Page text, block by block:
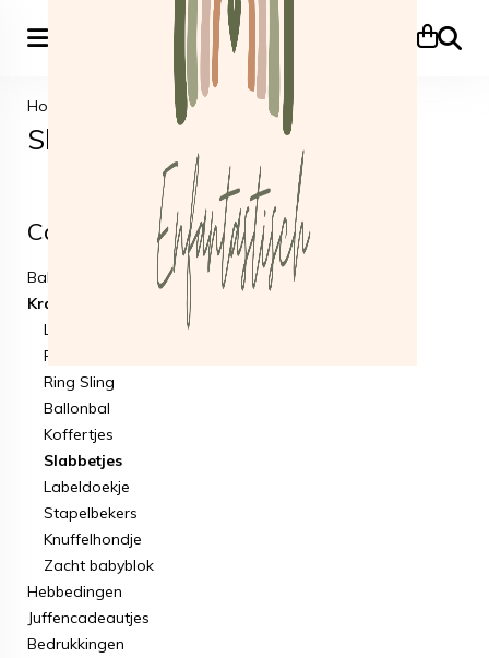
Zoeken
Home Kraamcadeautjes Slabbetjes
Slabbetjes
Categorieën
Babykleding
Kraamcadeautjes
Lakentjes
Pakketjes
Ring Sling
Ballonbal
Koffertjes
Slabbetjes
Labeldoekje
Stapelbekers
Knuffelhondje
Zacht babyblok
Hebbedingen
Juffencadeautjes
Bedrukkingen